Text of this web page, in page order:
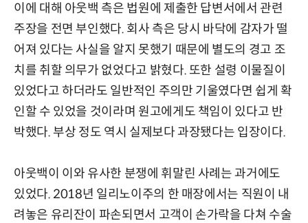
이에 대해 아웃백 측은 법원에 제출한 답변서에서 관련
주장을 전면 부인했다. 회사 측은 당시 바닥에 감자가 떨
어져 있다는 사실을 알지 못했기 때문에 별도의 경고 조
치를 취할 의무가 없었다고 밝혔다. 또한 설령 이물질이
있었다고 하더라도 일반적인 주의만 기울였다면 쉽게 확
인할 수 있었을 것이라며 원고에게도 책임이 있다고 반
박했다. 부상 정도 역시 실제보다 과장됐다는 입장이다.
아웃백이 이와 유사한 분쟁에 휘말린 사례는 과거에도
있었다. 2018년 일리노이주의 한 매장에서는 직원이 내
려놓은 유리잔이 파손되면서 고객이 손가락을 다쳐 수술